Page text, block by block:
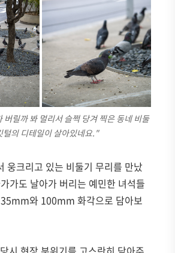
버릴까 봐 멀리서 슬쩍 당겨 찍은 동네 비둘
털의 디테일이 살아있네요."
웅크리고 있는 비둘기 무리를 만났
가도 날아가 버리는 예민한 녀석들
와 100mm 화각으로 담아보